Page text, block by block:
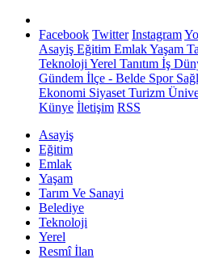
Facebook Twitter Instagram
Asayiş Eğitim EmlakYaşam
Teknoloji Yerel Tanıtım İş
Gündem İlçe - Belde Spor
Ekonomi Siyaset Turizm
Künye İletişim RSS
Asayiş
Eğitim
Emlak
Yaşam
Tarım Ve Sanayi
Belediye
Teknoloji
Yerel
Resmî İlan